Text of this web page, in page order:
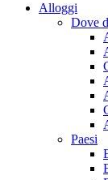
Alloggi
Dove
Paesi